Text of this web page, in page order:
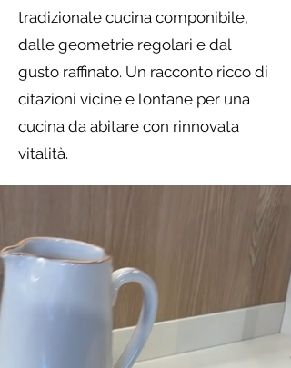
tradizionale cucina componibile,
dalle geometrie regolari e dal
gusto raffinato. Un racconto ricco di
citazioni vicine e lontane per una
cucina da abitare con rinnovata
vitalità.